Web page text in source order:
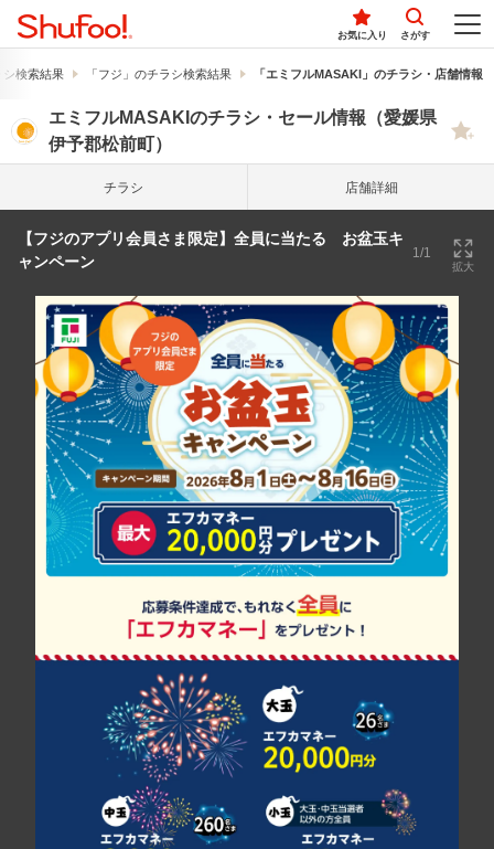
お気に入り さがす
シ検索結果 「フジ」のチラシ検索結果 「エミフルMASAKI」のチラシ・店舗情報
エミフルMASAKIのチラシ・セール情報（愛媛県
伊予郡松前町）
チラシ 店舗詳細
【フジのアプリ会員さま限定】全員に当たる お盆玉キ
ャンペーン
1/1
拡大